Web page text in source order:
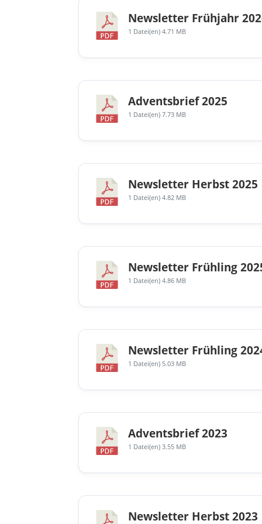
Newsletter Frühjahr
1 Datei(en)4.71 MB
Adventsbrief 2025
1 Datei(en)7.73 MB
Newsletter Herbst 2025
1 Datei(en)4.82 MB
Newsletter Frühling
1 Datei(en)4.86 MB
Newsletter Frühling
1 Datei(en) 5.03 MB
Adventsbrief 2023
1 Datei(en) 3.55 MB
Newsletter Herbst 2023